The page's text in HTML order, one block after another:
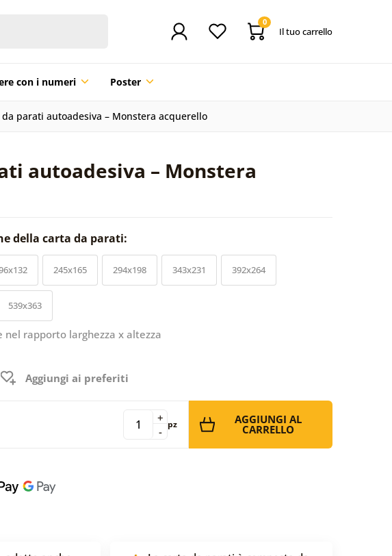
0
Il tuo carrello
con i numeri Poster
da parati autoadesiva – Monstera acquerello
autoadesiva – Monstera
della carta da parati:
245x165 294x198 343x231 392x264
539x363
rapporto larghezza x altezza
Aggiungi ai preferiti
-
+ pz AGGIUNGI AL
CARRELLO